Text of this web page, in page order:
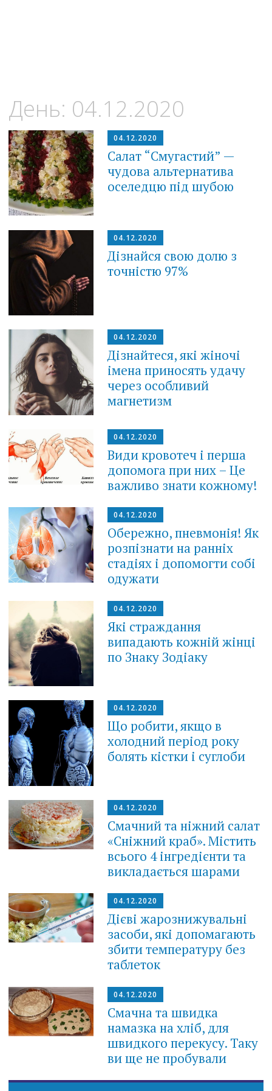
День: 04.12.2020
04.12.2020
Салат “Смугастий” —
чудова альтернатива
оселедцю під шубою
04.12.2020
Дізнайся свою долю з
точністю 97%
04.12.2020
Дізнайтеся, які жіночі
імена приносять удачу
через особливий
магнетизм
04.12.2020
Види кровотеч і перша
допомога при них – Це
важливо знати кожному!
04.12.2020
Обережно, пневмонія! Як
розпізнати на ранніх
стадіях і допомогти собі
одужати
04.12.2020
Які страждання
випадають кожній жінці
по Знаку Зодіаку
04.12.2020
Що робити, якщо в
холодний період року
болять кістки і суглоби
04.12.2020
Смачний та ніжний салат
«Сніжний краб». Містить
всього 4 інгредієнти та
викладається шарами
04.12.2020
Дієві жарознижувальні
засоби, які допомагають
збити температуру без
таблеток
04.12.2020
Смачна та швидка
намазка на хліб, для
швидкого перекусу. Таку
ви ще не пробували